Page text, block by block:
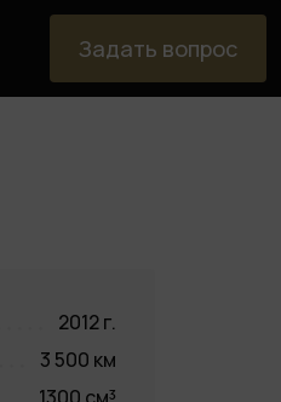
Задать вопрос
2012 г.
3 500 км